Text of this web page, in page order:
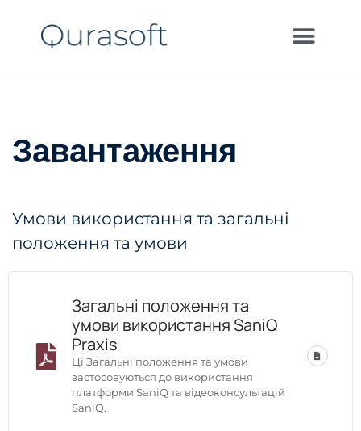
Завантаження
Умови використання та загальні
положення та умови
Загальні положення та
умови використання SaniQ
Praxis
Ці Загальні положення та умови
застосовуються до використання
платформи SaniQ та відеоконсультацій
SaniQ.